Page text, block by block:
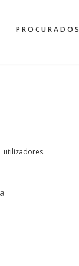
PROCURADOS
utilizadores.